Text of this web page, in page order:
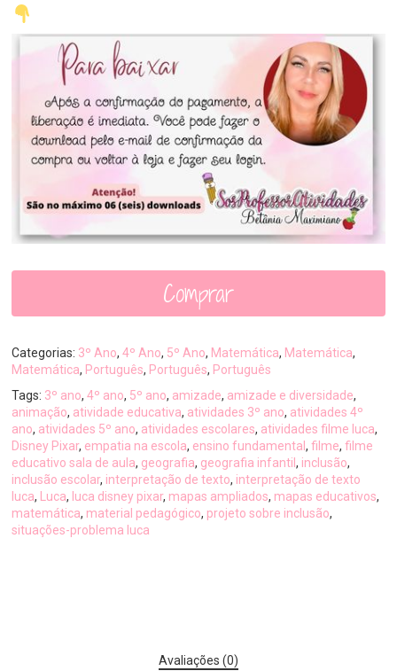
Comprar
Categorias: 3º Ano,4º Ano, 5º Ano, Matemática, Matemática,
Matemática, Português, Português, Português
Tags: 3º ano,4º ano, 5º ano, amizade, amizade e diversidade,
animação, atividade educativa, atividades 3º ano, atividades 4º
ano, atividades 5º ano, atividades escolares, atividades filme luca,
Disney Pixar, empatia na escola, ensino fundamental,filme,filme
educativo sala de aula, geografia, geografia infantil, inclusão,
inclusão escolar, interpretação de texto, interpretação de texto
luca, Luca, luca disney pixar, mapas ampliados, mapas educativos,
matemática, material pedagógico, projeto sobre inclusão,
situações-problema luca
Avaliações (0)